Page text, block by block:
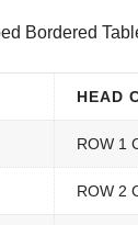
Bordered
HEAD
ROW 1
ROW 2